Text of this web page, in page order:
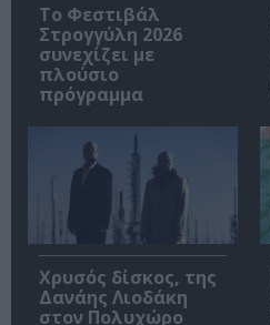
Το Φεστιβάλ
Στρογγύλη 2026
συνεχίζει με
πλούσιο
πρόγραμμα
Χρυσός δίσκος, της
Δανάης Λιοδάκη
στον Πολυχώρο